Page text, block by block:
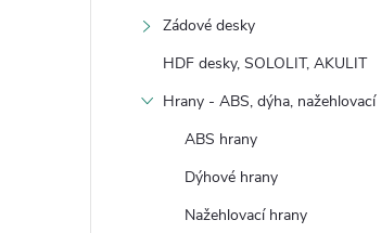
Zádové desky
HDF desky, SOLOLIT, AKULIT
Hrany - ABS, dýha, nažehlovací
ABS hrany
Dýhové hrany
Nažehlovací hrany